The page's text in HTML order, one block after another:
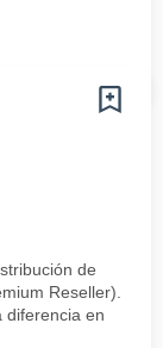
de
Reseller).
diferencia en